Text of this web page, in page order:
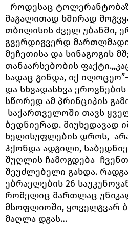
როდესაც
მაგალითად ხშირად
თბილისის ძველ უბანში,
გვერდიგვერდ
მეჩეთისა და სინაგოგის
თანაარსებობის
სადაც გინდა, იქ
და სხვადასხვა
სწორედ ამ პრინციპის
საქართველოში თავს
ბედნიერად. მიუხედავად
ხელისუფლების დროს,
ჰქონდა ადგილი,
შუღლის ჩამოგდება
შეუძლებელი გახდა.
ებრაელების 26
რომელიც მართლაც
მსოფლიოში, ყოველგვარ
მაღლა დგას…